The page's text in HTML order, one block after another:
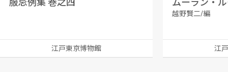
服忌例集 巻之四
江戸東京博物館
越野賢二/編
江